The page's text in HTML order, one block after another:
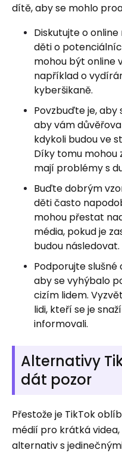
dítě, aby se mohlo
Diskutujte o
děti o
mohou být online
například o
kyberšikaně.
Povzbuďte je, aby
aby vám
kdykoli budou ve
Díky tomu mohou
mají problémy s
Buďte dobrým
děti často
mohou přestat
média, pokud je
budou následovat.
Podporujte
aby se vyhýbalo
cizím lidem.
lidi, kteří se je
informovali.
Alternativy
dát pozor
Přestože je TikTok
médií pro krátká
alternativ s